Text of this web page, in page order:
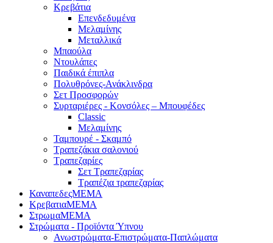
Κρεβάτια
Επενδεδυμένα
Μελαμίνης
Μεταλλικά
Μπαούλα
Ντουλάπες
Παιδικά έπιπλα
Πολυθρόνες-Ανάκλινδρα
Σετ Προσφορών
Συρταριέρες - Κονσόλες – Μπουφέδες
Classic
Μελαμίνης
Ταμπουρέ - Σκαμπό
Τραπεζάκια σαλονιού
Τραπεζαρίες
Σετ Τραπεζαρίας
Τραπέζια τραπεζαρίας
ΚαναπεδεςΜΕΜΑ
ΚρεβατιαΜΕΜΑ
ΣτρωμαΜΕΜΑ
Στρώματα - Προϊόντα Ύπνου
Ανωστρώματα-Επιστρώματα-Παπλώματα